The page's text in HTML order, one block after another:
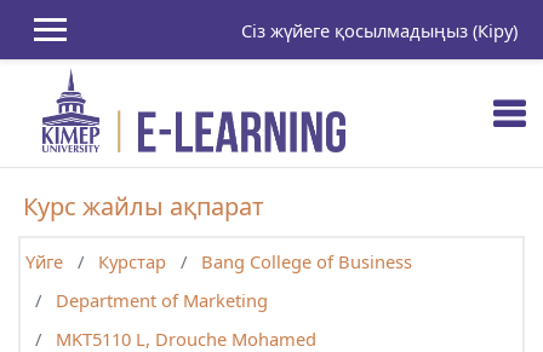
Сіз жүйеге қосылмадыңыз (Кіру)
Курс жайлы ақпарат
Үйге Курстар
Bang College of Business
Department of Marketing
MKT5110 L, Drouche Mohamed